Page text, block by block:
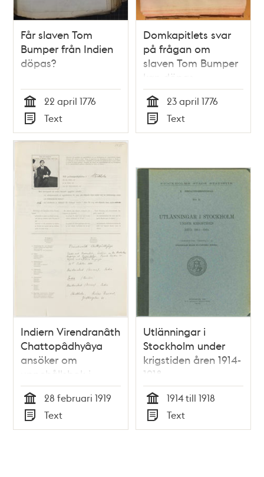
Får slaven Tom
Bumper från Indien
döpas?
Tid
22 april 1776
Typ
Text
Domkapitlets svar
på frågan om
slaven Tom Bumper
kan döpas
Tid
23 april 1776
Typ
Text
Indiern Virendranâth
Chattopâdhyâya
ansöker om
uppehållsbok i
Sverige
Tid
28 februari 1919
Typ
Text
Utlänningar i
Stockholm under
krigstiden åren 1914-
1918
Tid
1914 till 1918
Typ
Text